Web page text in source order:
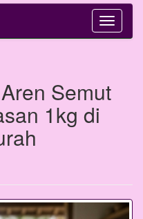
Toggle
Semut
1kg di